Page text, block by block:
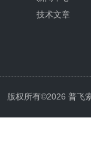
技术文章
版权所有©2026 普飞